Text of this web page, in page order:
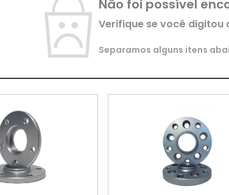
Não foi possível
Verifique se você
Separamos alguns itens